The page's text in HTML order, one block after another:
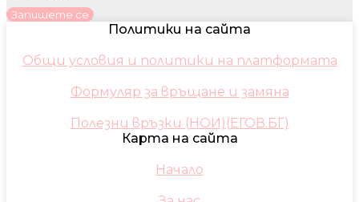
Запишете се
Политики на сайта
Общи условия и политики на платформата
Формуляр за връщане и замяна
Полезни връзки (НОИ)(ЕГОВ.БГ)
Карта на сайта
Начало